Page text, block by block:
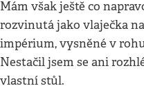
Mám však ještě co
rozvinutá jako vlaječka
impérium, vysněné v
Nestačil jsem se ani
vlastní stůl.